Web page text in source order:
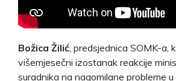
Božica Žilić , predsjednica SOMK-a,
višemjesečni izostanak reakcije
suradnika na nagomilane probleme u